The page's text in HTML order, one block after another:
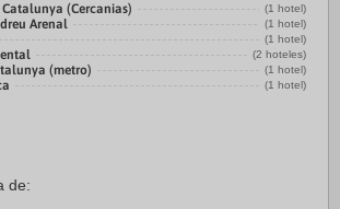
(Cercanias) (1 hotel)
Arenal (1 hotel)
(1 hotel)
(2 hoteles)
(metro) (1 hotel)
(1 hotel)
de: